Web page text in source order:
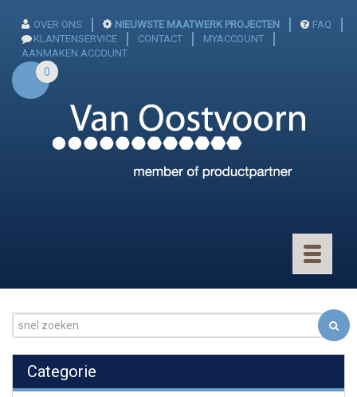
OVER ONS NIEUWSTE MAATWERK PROJECTEN
FAQ
KLANTENSERVICE
CONTACT
MYACCOUNT
AANMAKEN ACCOUNT
0
Toggle
Categorie